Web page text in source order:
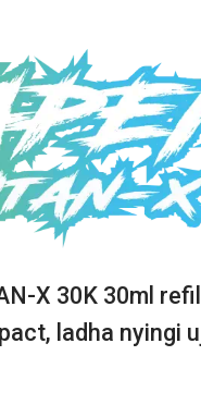
Kiwi ya
Strawberry
X 30K 30ml
ladha nyingi